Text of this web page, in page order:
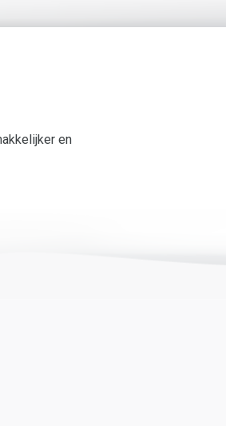
en